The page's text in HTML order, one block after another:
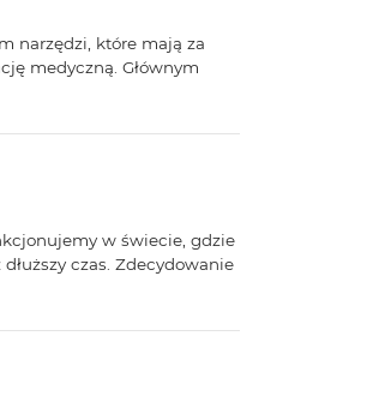
narzędzi, które mają za
medyczną. Głównym
w świecie, gdzie
czas. Zdecydowanie